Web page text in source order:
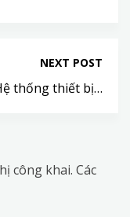
NEXT POST
thống thiết bị…
công khai. Các